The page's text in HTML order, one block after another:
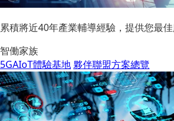
累積將近40年產業輔導經驗，提供您最佳
智働家族
5GAIoT體驗基地夥伴聯盟方案總覽